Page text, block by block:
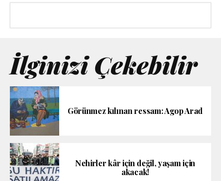
İlginizi Çekebilir
Görünmez kılınan ressam: Agop Arad
Nehirler kâr için değil, yaşam için
akacak!